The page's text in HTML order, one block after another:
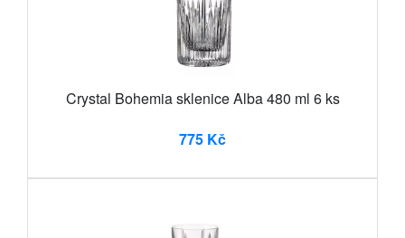
Crystal Bohemia sklenice Alba 480 ml 6 ks
775 Kč